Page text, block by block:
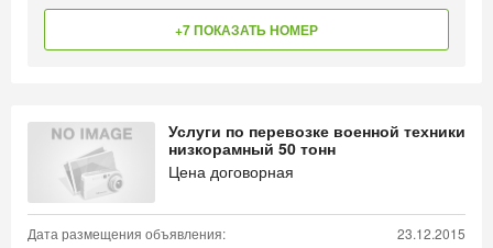
+7 ПОКАЗАТЬ НОМЕР
Услуги по перевозке военной техники
низкорамный 50 тонн
Цена договорная
Дата размещения объявления: 23.12.2015